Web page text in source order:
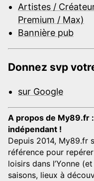
Artistes /
Premium / Max)
Bannière pub
Donnez svp
sur Google
A propos de My89.fr
indépendant !
Depuis 2014, My89.fr
référence pour
loisirs dans l’Yonne
saisons, lieux à